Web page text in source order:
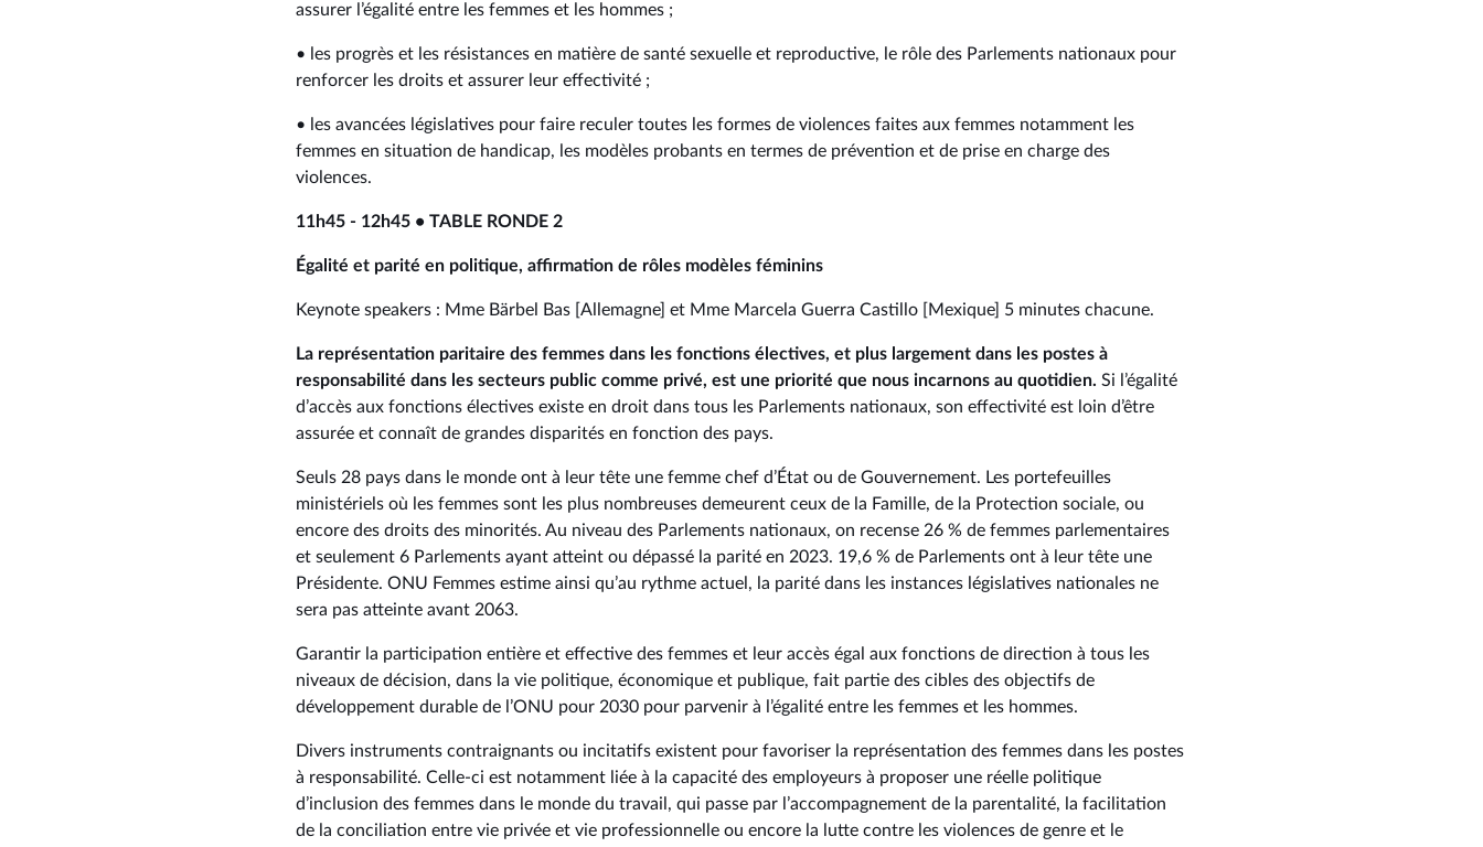
assurer l’égalité entre les femmes et les hommes ;
• les progrès et les résistances en matière de santé sexuelle et reproductive, le rôle des Parlements nationaux pour
renforcer les droits et assurer leur effectivité ;
• les avancées législatives pour faire reculer toutes les formes de violences faites aux femmes notamment les
femmes en situation de handicap, les modèles probants en termes de prévention et de prise en charge des
violences.
11h45 - 12h45 • TABLE RONDE 2
Égalité et parité en politique, affirmation de rôles modèles féminins
Keynote speakers : Mme Bärbel Bas [Allemagne] et Mme Marcela Guerra Castillo [Mexique] 5 minutes chacune.
La représentation paritaire des femmes dans les fonctions électives, et plus largement dans les postes à
responsabilité dans les secteurs public comme privé, est une priorité que nous incarnons au quotidien. Si l’égalité
d’accès aux fonctions électives existe en droit dans tous les Parlements nationaux, son effectivité est loin d’être
assurée et connaît de grandes disparités en fonction des pays.
Seuls 28 pays dans le monde ont à leur tête une femme chef d’État ou de Gouvernement. Les portefeuilles
ministériels où les femmes sont les plus nombreuses demeurent ceux de la Famille, de la Protection sociale, ou
encore des droits des minorités. Au niveau des Parlements nationaux, on recense 26 % de femmes parlementaires
et seulement 6 Parlements ayant atteint ou dépassé la parité en 2023. 19,6 % de Parlements ont à leur tête une
Présidente. ONU Femmes estime ainsi qu’au rythme actuel, la parité dans les instances législatives nationales ne
sera pas atteinte avant 2063.
Garantir la participation entière et effective des femmes et leur accès égal aux fonctions de direction à tous les
niveaux de décision, dans la vie politique, économique et publique, fait partie des cibles des objectifs de
développement durable de l’ONU pour 2030 pour parvenir à l’égalité entre les femmes et les hommes.
Divers instruments contraignants ou incitatifs existent pour favoriser la représentation des femmes dans les postes
à responsabilité. Celle-ci est notamment liée à la capacité des employeurs à proposer une réelle politique
d’inclusion des femmes dans le monde du travail, qui passe par l’accompagnement de la parentalité, la facilitation
de la conciliation entre vie privée et vie professionnelle ou encore la lutte contre les violences de genre et le